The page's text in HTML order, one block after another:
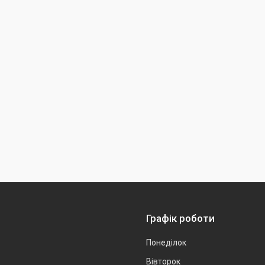
Графік роботи
Понеділок
Вівторок